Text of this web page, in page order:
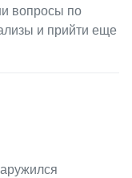
вопросы по
и прийти еще